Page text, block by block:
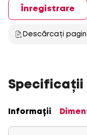
Înregistrare
Descărcați
Specificații
Informații